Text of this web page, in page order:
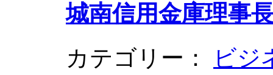
城南信用金庫理事
カテゴリー：
ビジ